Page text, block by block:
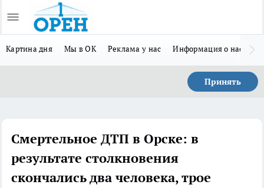
Картина дня Мы в ОК Реклама у нас Информация о нас
Принять
Смертельное ДТП в Орске: в
результате столкновения
скончались два человека, трое